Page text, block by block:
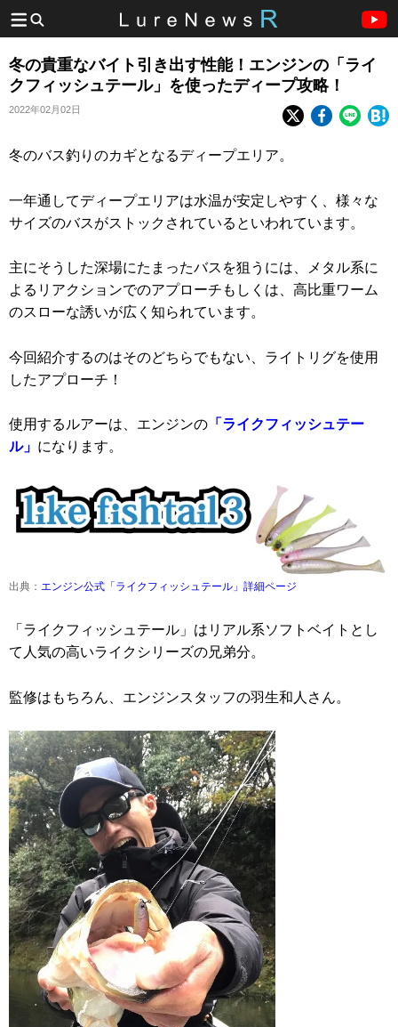
冬の貴重なバイト引き出す性能！エンジンの「ライ
クフィッシュテール」を使ったディープ攻略！
2022年02月02日
冬のバス釣りのカギとなるディープエリア。
一年通してディープエリアは水温が安定しやすく、様々な
サイズのバスがストックされているといわれています。
主にそうした深場にたまったバスを狙うには、メタル系に
よるリアクションでのアプローチもしくは、高比重ワーム
のスローな誘いが広く知られています。
今回紹介するのはそのどちらでもない、ライトリグを使用
したアプローチ！
使用するルアーは、エンジンの 「ライクフィッシュテー
ル」 になります。
出典： エンジン公式「ライクフィッシュテール」詳細ページ
「ライクフィッシュテール」はリアル系ソフトベイトとし
て人気の高いライクシリーズの兄弟分。
監修はもちろん、エンジンスタッフの羽生和人さん。